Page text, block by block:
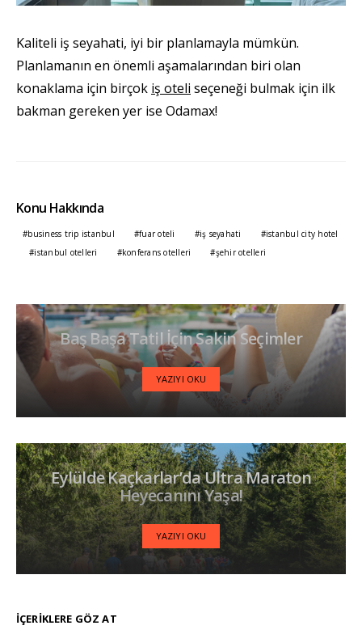
Kaliteli iş seyahati, iyi bir planlamayla mümkün.
Planlamanın en önemli aşamalarından biri olan
konaklama için birçok iş oteli seçeneği bulmak için ilk
bakman gereken yer ise Odamax!
Konu Hakkında
business trip istanbul fuar oteli iş seyahati
istanbul city hotel
istanbul otelleri
konferans otelleri şehir otelleri
Baş Başa Tatil İçin Sakin Seçimler
YAZIYI OKU
Eylülde Kaçkarlar’da Ultra Maraton
Heyecanını Yaşa!
YAZIYI OKU
İÇERIKLERE GÖZ AT